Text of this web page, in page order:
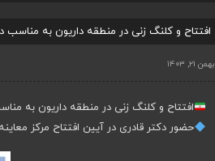
افتتاح و کلنگ زنی در منطقه داریون به مناسب دهه
بهمن ۲۱, ۱۴۰۳
افتتاح و کلنگ زنی در منطقه داریون به مناسب
حضور دکتر قادری در آیین افتتاح مرکز معاینه فنی خودرو داریون،